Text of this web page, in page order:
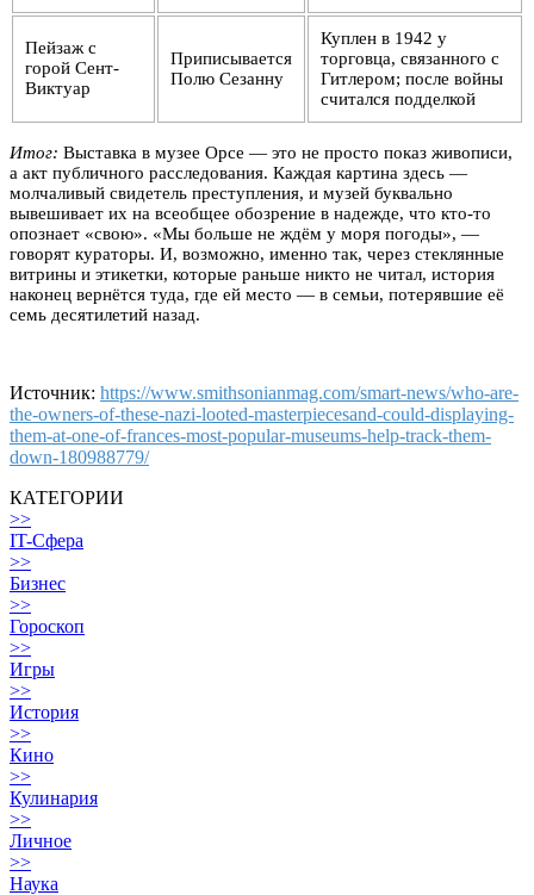
Пейзаж с
горой Сент-
Виктуар
Приписывается
Полю Сезанну
Куплен в 1942 у
торговца, связанного с
Гитлером; после войны
считался подделкой
Итог: Выставка в музее Орсе — это не просто показ живописи,
а акт публичного расследования. Каждая картина здесь —
молчаливый свидетель преступления, и музей буквально
вывешивает их на всеобщее обозрение в надежде, что кто-то
опознает «свою». «Мы больше не ждём у моря погоды», —
говорят кураторы. И, возможно, именно так, через стеклянные
витрины и этикетки, которые раньше никто не читал, история
наконец вернётся туда, где ей место — в семьи, потерявшие её
семь десятилетий назад.
Источник: https://www.smithsonianmag.com/smart-news/who-are-
the-owners-of-these-nazi-looted-masterpiecesand-could-displaying-
them-at-one-of-frances-most-popular-museums-help-track-them-
down-180988779/
КАТЕГОРИИ
>>
IT-Сфера
>>
Бизнес
>>
Гороскоп
>>
Игры
>>
История
>>
Кино
>>
Кулинария
>>
Личное
>>
Наука